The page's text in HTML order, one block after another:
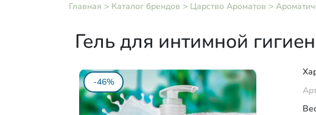
Главная > Каталог брендов > Царство Ароматов >
Гель для интимной
-46%